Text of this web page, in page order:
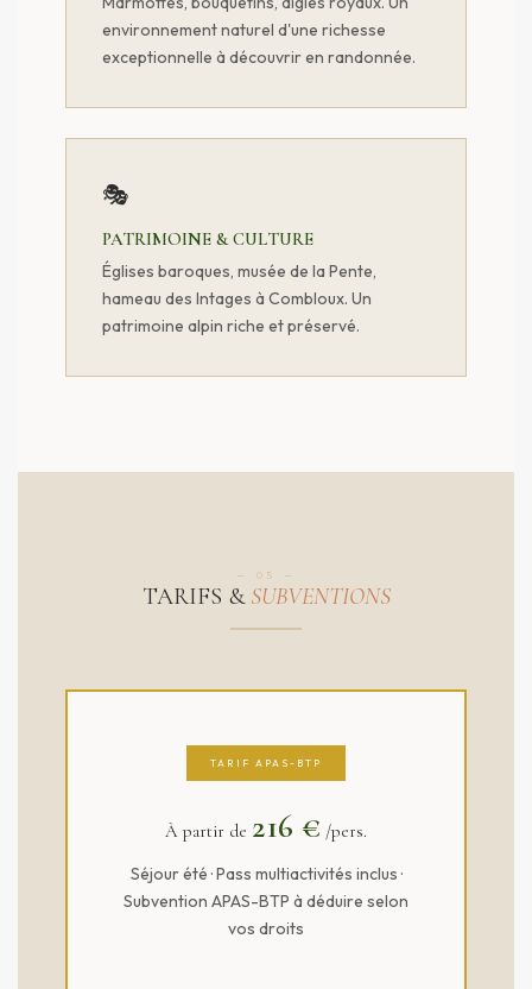
environnement naturel d'une richesse
exceptionnelle à découvrir en randonnée.
🎭
PATRIMOINE & CULTURE
Églises baroques, musée de la Pente,
hameau des Intages à Combloux. Un
patrimoine alpin riche et préservé.
— 05 —
TARIFS & SUBVENTIONS
TARIF APAS-BTP
À partir de 216 € /pers.
Séjour été · Pass multiactivités inclus ·
Subvention APAS-BTP à déduire selon
vos droits